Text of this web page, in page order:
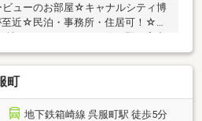
ューのお部屋☆キャナルシティ博
至近☆民泊・事務所・住居可！☆ご
担当：向井（むかい）TEL：090-
町
地下鉄箱崎線 呉服町駅 徒歩5分